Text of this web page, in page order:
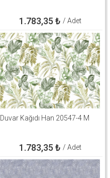
1.783,35 ₺ / Adet
Duvar Kağıdı Han 20547-4 M
1.783,35 ₺ / Adet